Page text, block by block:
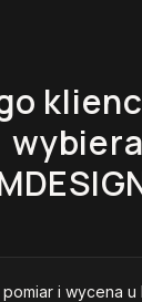
pomiar i wycena